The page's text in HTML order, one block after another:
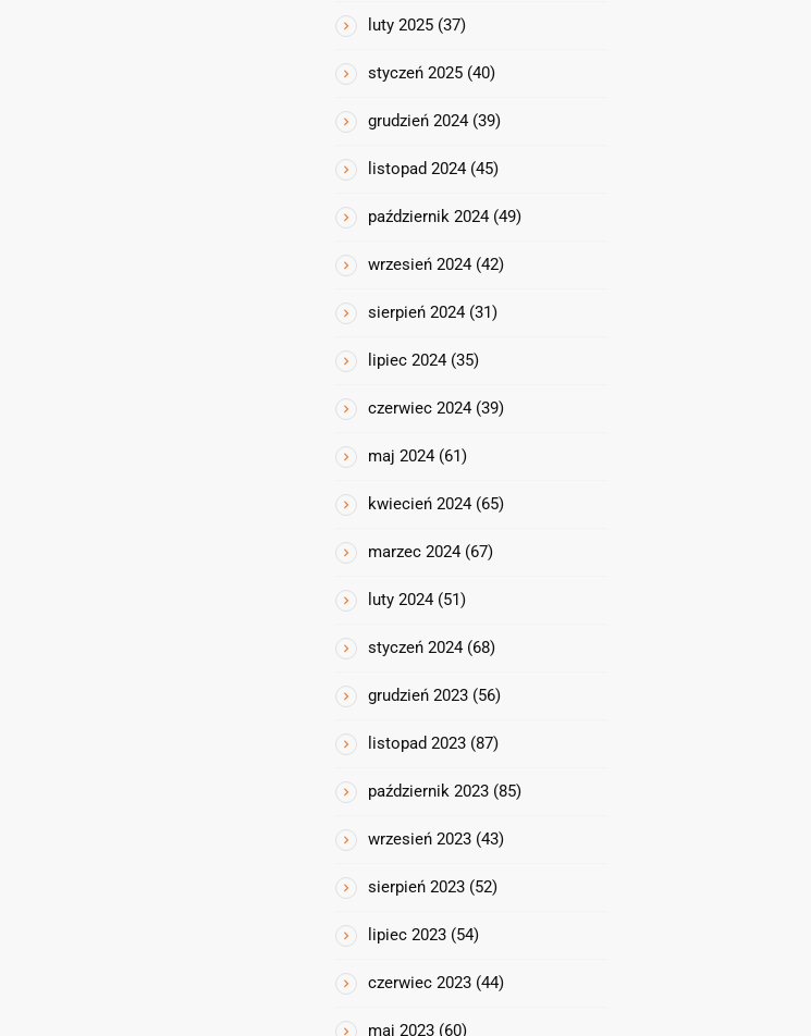
luty 2025 (37)
styczeń 2025 (40)
grudzień 2024 (39)
listopad 2024 (45)
październik 2024 (49)
wrzesień 2024 (42)
sierpień 2024 (31)
lipiec 2024 (35)
czerwiec 2024 (39)
maj 2024 (61)
kwiecień 2024 (65)
marzec 2024 (67)
luty 2024 (51)
styczeń 2024 (68)
grudzień 2023 (56)
listopad 2023 (87)
październik 2023 (85)
wrzesień 2023 (43)
sierpień 2023 (52)
lipiec 2023 (54)
czerwiec 2023 (44)
maj 2023 (60)